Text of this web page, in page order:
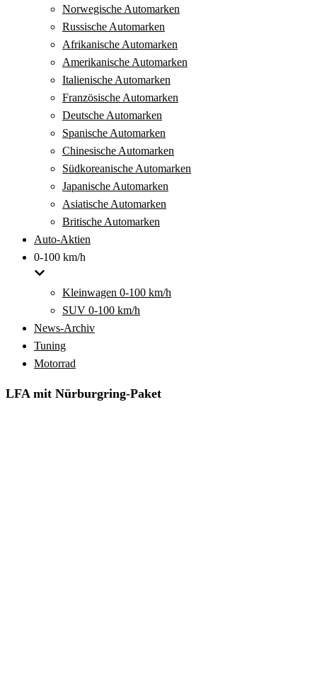
Norwegische Automarken
Russische Automarken
Afrikanische Automarken
Amerikanische Automarken
Italienische Automarken
Französische Automarken
Deutsche Automarken
Spanische Automarken
Chinesische Automarken
Südkoreanische Automarken
Japanische Automarken
Asiatische Automarken
Britische Automarken
Auto-Aktien
0-100 km/h
Kleinwagen 0-100 km/h
SUV 0-100 km/h
News-Archiv
Tuning
Motorrad
LFA mit Nürburgring-Paket